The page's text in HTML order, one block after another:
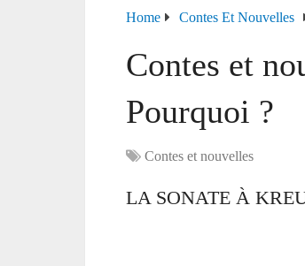
Home Contes Et Nouvelles
Contes et
Pourquoi ?
Contes et nouvelles
LA SONATE À